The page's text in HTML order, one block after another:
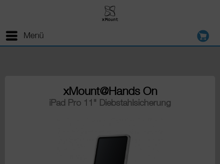
Menü
xMount@Hands On
iPad Pro 11" Diebstahlsicherung